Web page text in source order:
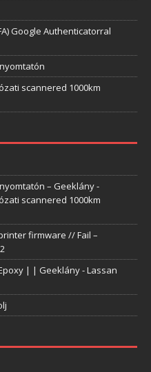
Google Authenticatorral
scannered 1000km
– Geeklány-
scannered 1000km
firmware // Fail –
| | Geeklány-Lassan